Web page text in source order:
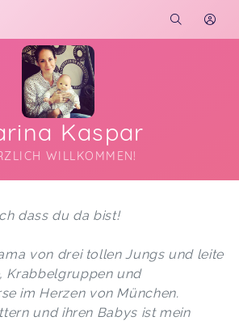
Kaspar
WILLKOMMEN!
dass du da bist!
von drei tollen Jungs und leite
Krabbelgruppen und
im Herzen von München.
und ihren Babys ist mein